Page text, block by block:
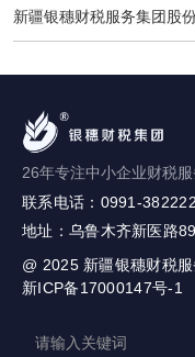
新疆银穗财税服务集团股
问“光荣在党50年”老党员
26年专注中小企业财税服
联系电话：0991-
地址：乌鲁木齐新医路
@ 2025 新疆银穗财税
新ICP备17000147号-1